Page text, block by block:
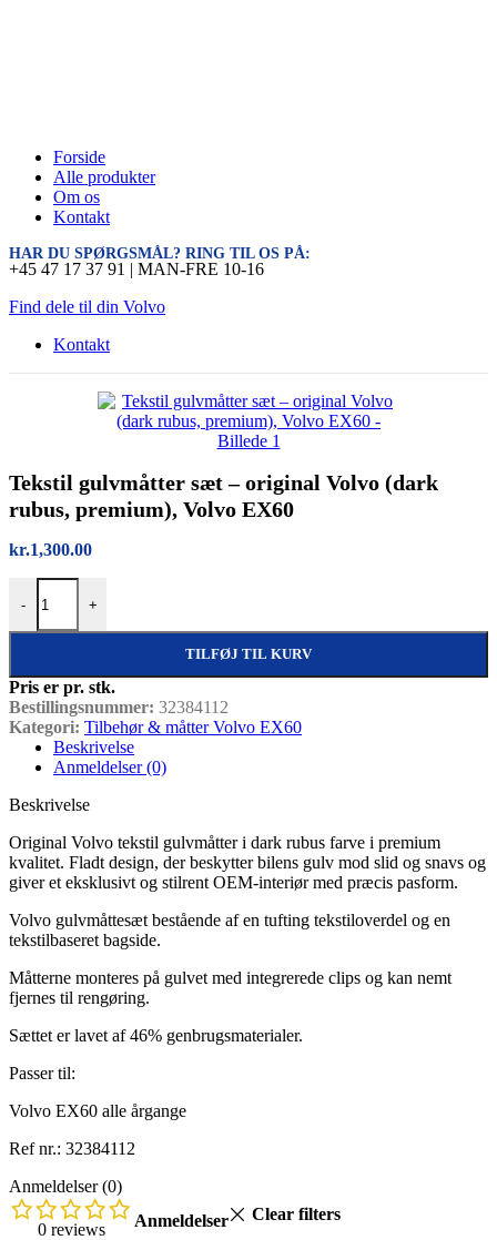
Forside
Alle produkter
Om os
Kontakt
HAR DU SPØRGSMÅL? RING TIL OS PÅ:
+45 47 17 37 91 | MAN-FRE 10-16
Find dele til din Volvo
Kontakt
Tekstil gulvmåtter sæt – original Volvo (dark
rubus, premium), Volvo EX60
kr.1,300.00
-
Tekstil gulvmåtter sæt – original Volvo (dark rubus, premium), Volvo
+
TILFØJ TIL KURV
Pris er pr. stk.
Bestillingsnummer: 32384112
Kategori: Tilbehør & måtter Volvo EX60
Beskrivelse
Anmeldelser (0)
Beskrivelse
Original Volvo tekstil gulvmåtter i dark rubus farve i premium
kvalitet. Fladt design, der beskytter bilens gulv mod slid og snavs og
giver et eksklusivt og stilrent OEM-interiør med præcis pasform.
Volvo gulvmåttesæt bestående af en tufting tekstiloverdel og en
tekstilbaseret bagside.
Måtterne monteres på gulvet med integrerede clips og kan nemt
fjernes til rengøring.
Sættet er lavet af 46% genbrugsmaterialer.
Passer til:
Volvo EX60 alle årgange
Ref nr.: 32384112
Anmeldelser (0)
0 reviews Anmeldelser Clear filters